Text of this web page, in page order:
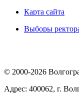
Карта сайта
Выборы
© 2000-2026
Адрес: 400062, г.